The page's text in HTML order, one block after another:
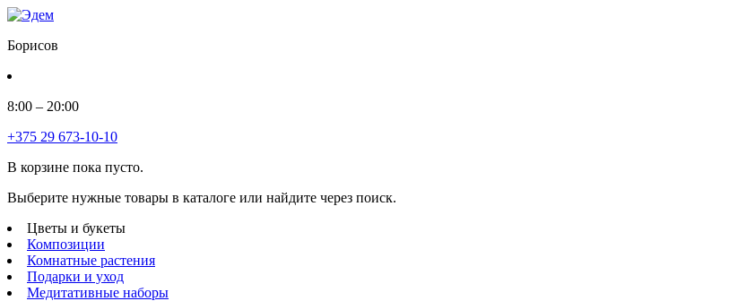
Борисов
8:00 – 20:00
+375 29 673-10-10
В корзине пока пусто.
Выберите нужные товары в каталоге или найдите через поиск.
Цветы и букеты
Композиции
Комнатные растения
Подарки и уход
Медитативные наборы